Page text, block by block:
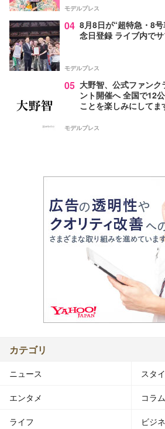
モデルプレス
04 8月8日が“超特急・8
念日登録 ライブ内で
モデルプレス
05 大野智、公式ファン
ント開催へ 全国で12
ことを楽しみにしてま
モデルプレス
カテゴリ
ニュース スタ
エンタメ コラム
ライフ ビジ